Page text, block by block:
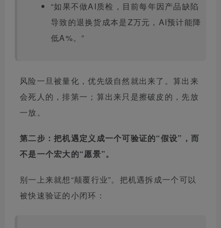
“如果不做AI质检，目前每年因产品缺陷
导致的退换货成本是Z万元，AI预计能降
低A%。”
风险一旦被量化，优先级自然就出来了。算出来
会死人的，排第一；算出来只是擦破皮的，先放
一放。
第二步：把机遇定义成一个可验证的“假设”，而
不是一个宏大的“愿景”。
别一上来就想“颠覆行业”。把机遇拆成一个可以
被快速验证的小闭环：